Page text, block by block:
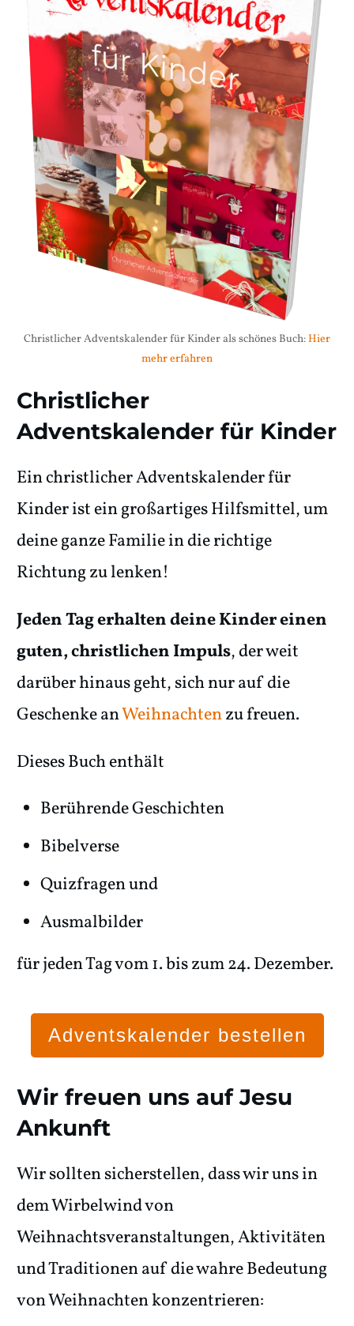
Christlicher Adventskalender für Kinder als schönes Buch:Hier
mehr erfahren
Christlicher
Adventskalender für Kinder
Ein christlicher Adventskalender für
Kinder ist ein großartiges Hilfsmittel, um
deine ganze Familie in die richtige
Richtung zu lenken!
Jeden Tag erhalten deine Kinder einen
guten, christlichen Impuls, der weit
darüber hinaus geht, sich nur auf die
Geschenke anWeihnachtenzu freuen.
Dieses Buch enthält
Berührende Geschichten
Bibelverse
Quizfragen und
Ausmalbilder
für jeden Tag vom 1. bis zum 24. Dezember.
Adventskalender bestellen
Wir freuen uns auf Jesu
Ankunft
Wir sollten sicherstellen, dass wir uns in
dem Wirbelwind von
Weihnachtsveranstaltungen, Aktivitäten
und Traditionen auf die wahre Bedeutung
von Weihnachten konzentrieren: